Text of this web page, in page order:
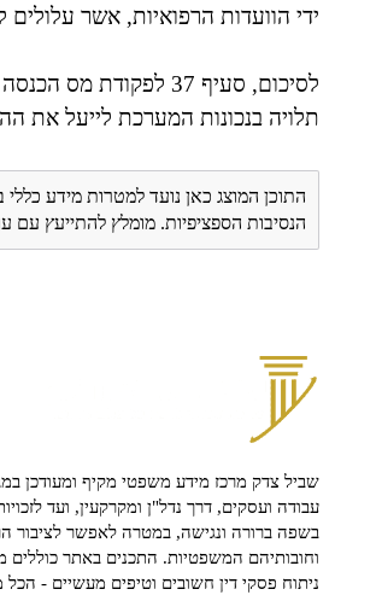
ידי הוועדות הרפואיות, אשר
לסיכום, סעיף 37
תלויה בנכונות המערכת לייעל את
התוכן המוצג כאן נועד למטרות מידע
הנסיבות הספציפיות. מומלץ להתייעץ
שביל צדק מרכז מידע משפטי מקיף ומעודכן
עבודה ועסקים, דרך נדל"ן ומקרקעין, ועד
בשפה ברורה ונגישה, במטרה לאפשר לציבור
וחובותיהם המשפטיות. התכנים באתר כוללים
ניתוח פסקי דין חשובים וטיפים מעשיים - הכל